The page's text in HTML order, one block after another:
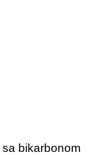
bikarbonom